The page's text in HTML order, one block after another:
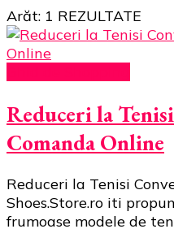
Arăt: 1 REZULTATE
Reduceri la
Comanda Online
Reduceri la Tenisi
Shoes.Store.ro iti
frumoase modele de